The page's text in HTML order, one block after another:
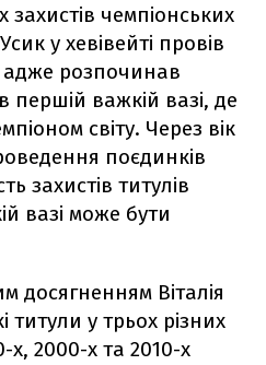
захистів чемпіонських
у хевівейті провів
розпочинав
першій важкій вазі, де
світу. Через вік
поєдинків
захистів титулів
вазі може бути
досягненням Віталія
титули у трьох різних
х, 2000-х та 2010-х